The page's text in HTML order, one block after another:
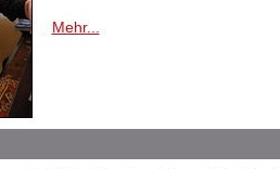
Mehr...